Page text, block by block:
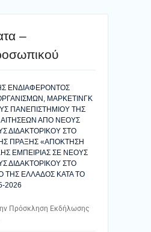
–
ΕΝΔΙΑΦΕΡΟΝΤΟΣ
ΜΑΡΚΕΤΙΝΓΚ
ΠΑΝΕΠΙΣΤΗΜΙΟΥ ΤΗΣ
ΑΠΟ ΝΕΟΥΣ
ΔΙΔΑΚΤΟΡΙΚΟΥ ΣΤΟ
ΠΡΑΞΗΣ «ΑΠΟΚΤΗΣΗ
ΕΜΠΕΙΡΙΑΣ ΣΕ ΝΕΟΥΣ
ΔΙΔΑΚΤΟΡΙΚΟΥ ΣΤΟ
ΤΗΣ ΕΛΛΑΔΟΣ ΚΑΤΑ ΤΟ
2026
Πρόσκληση Εκδήλωσης